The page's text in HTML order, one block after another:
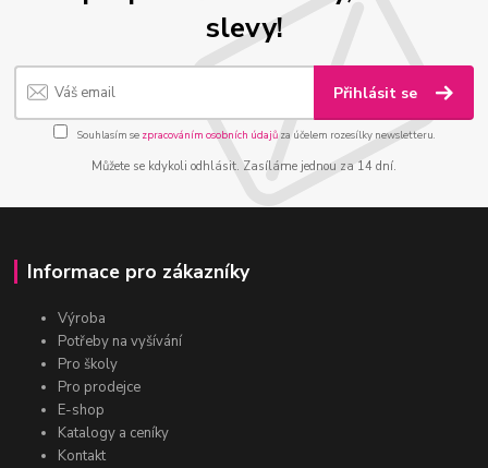
slevy!
Přihlásit se
Souhlasím se zpracováním osobních údajůza účelem rozesílky newsletteru.
Můžete se kdykoli odhlásit. Zasíláme jednou za 14 dní.
Informace pro zákazníky
Výroba
Potřeby na vyšívání
Pro školy
Pro prodejce
E-shop
Katalogy a ceníky
Kontakt